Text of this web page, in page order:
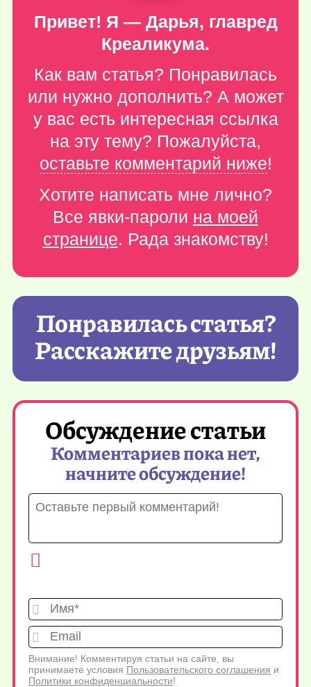
Привет! Я — Дарья, главред
Креаликума.
Как вам статья? Понравилась
или нужно дополнить? А может
у вас есть интересная ссылка
на эту тему? Пожалуйста,
оставьте комментарий ниже!
Хотите написать мне лично?
Все явки-пароли на моей
странице. Рада знакомству!
Понравилась статья?
Расскажите друзьям!
Обсуждение статьи
Комментариев пока нет,
начните обсуждение!
Имя*
Внимание! Комментируя статьи на сайте, вы
принимаете условия Пользовательского соглашения и
Политики конфиденциальности!